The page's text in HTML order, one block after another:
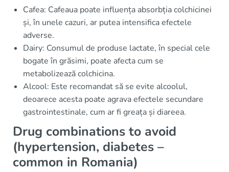
Cafea: Cafeaua poate influența absorbția colchicinei
și, în unele cazuri, ar putea intensifica efectele
adverse.
Dairy: Consumul de produse lactate, în special cele
bogate în grăsimi, poate afecta cum se
metabolizează colchicina.
Alcool: Este recomandat să se evite alcoolul,
deoarece acesta poate agrava efectele secundare
gastrointestinale, cum ar fi greața și diareea.
Drug combinations to avoid
(hypertension, diabetes –
common in Romania)